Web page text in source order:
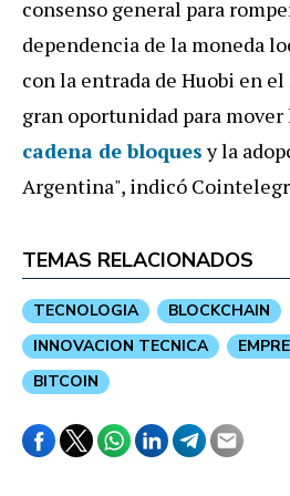
consenso general para
dependencia de la moneda
con la entrada de Huobi en el
gran oportunidad para mover
cadena de bloquesy la
Argentina", indicó
TEMAS RELACIONADOS
TECNOLOGIA
BLOCKCHAIN
INNOVACION TECNICA
BITCOIN